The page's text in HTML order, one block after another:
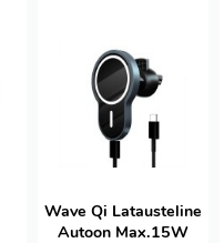
Wave Qi Latausteline
Autoon Max.15W